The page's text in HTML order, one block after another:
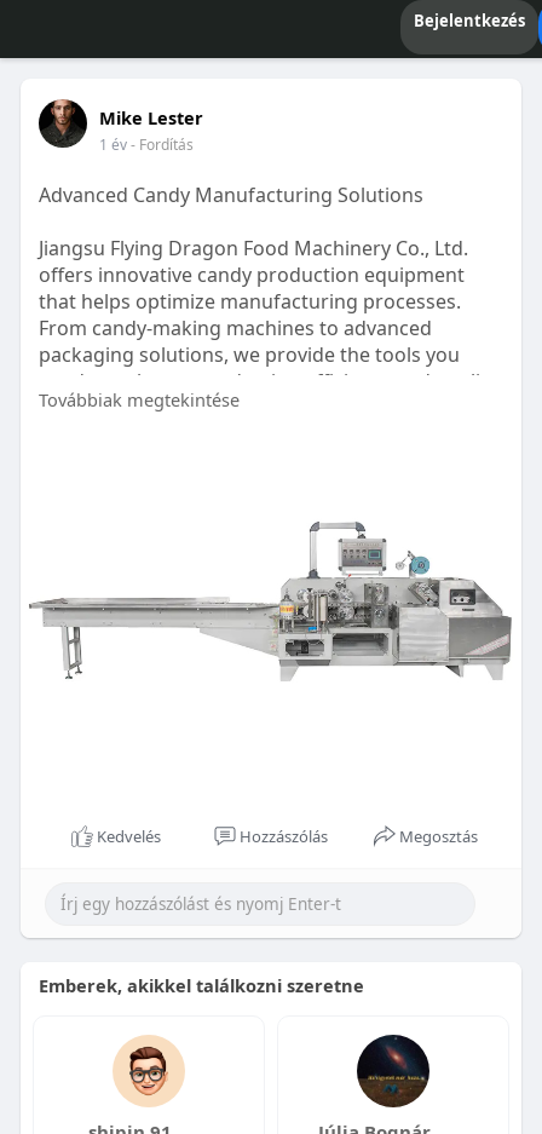
Bejelentkezés
Mike Lester
1 év- Fordítás
Advanced Candy Manufacturing Solutions
Jiangsu Flying Dragon Food Machinery Co., Ltd.
offers innovative candy production equipment
that helps optimize manufacturing processes.
From candy-making machines to advanced
packaging solutions, we provide the tools you
need to enhance production efficiency and quality.
Explore our custom machinery solutions designed
Továbbiak megtekintése
Kedvelés Hozzászólás Megosztás
Emberek, akikkel találkozni szeretne